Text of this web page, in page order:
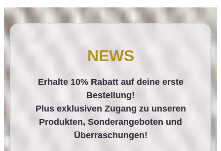
NEWS
Erhalte 10% Rabatt auf deine erste
Bestellung!
Plus exklusiven Zugang zu unseren
Produkten, Sonderangeboten und
Überraschungen!